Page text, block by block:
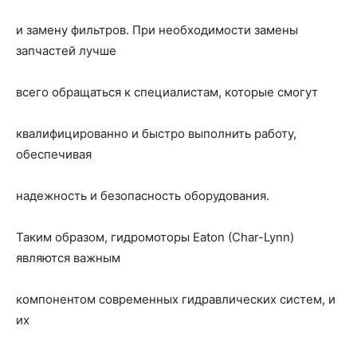
и замену фильтров. При необходимости замены
запчастей лучше
всего обращаться к специалистам, которые смогут
квалифицированно и быстро выполнить работу,
обеспечивая
надежность и безопасность оборудования.
Таким образом, гидромоторы Eaton (Char-Lynn)
являются важным
компонентом современных гидравлических систем, и
их